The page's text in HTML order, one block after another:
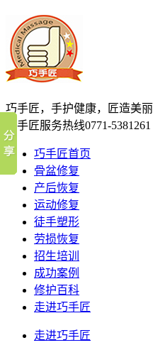
巧手匠，手护健康，匠造美丽
巧手匠服务热线0771-5381261
巧手匠首页
骨盆修复
产后恢复
运动修复
徒手塑形
劳损恢复
招生培训
成功案例
修护百科
走进巧手匠
走进巧手匠